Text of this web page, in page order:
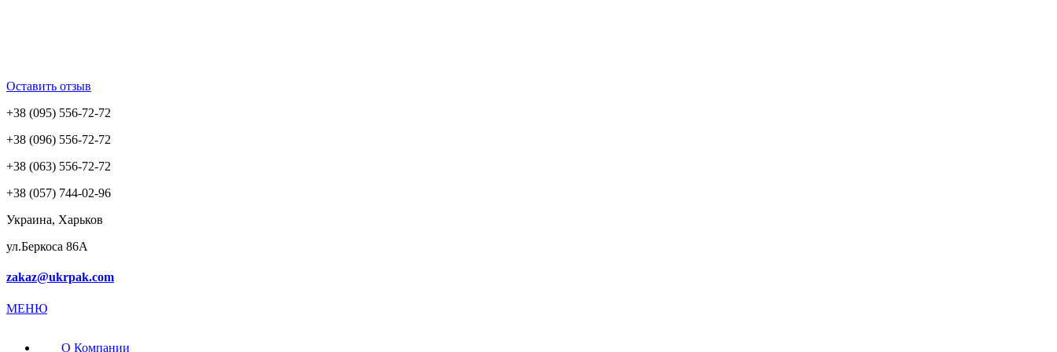
Оставить отзыв
+38 (095) 556-72-72
+38 (096) 556-72-72
+38 (063) 556-72-72
+38 (057) 744-02-96
Украина, Харьков
ул.Беркоса 86А
zakaz@ukrpak.com
МЕНЮ
О Компании